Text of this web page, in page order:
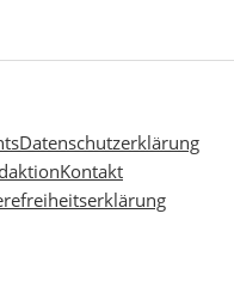
Datenschutzerklärung
Kontakt